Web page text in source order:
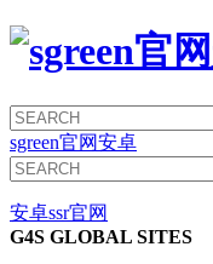
sgreen官网安卓
安卓ssr官网
G4S GLOBAL SITES